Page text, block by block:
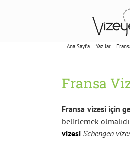
Fransa
Ana Sayfa Yazılar
Fransa vizesi için
belirlemek
vizesi Schengen